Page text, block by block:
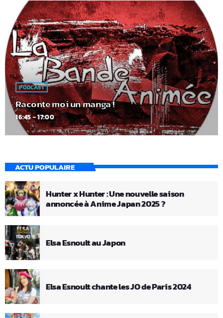
PODCAST
Raconte moi un manga !
16:45 - 17:00
ACTU POPULAIRE
Hunter x Hunter : Une nouvelle saison
annoncée à Anime Japan 2025 ?
Elsa Esnoult au Japon
Elsa Esnoult chante les JO de Paris 2024